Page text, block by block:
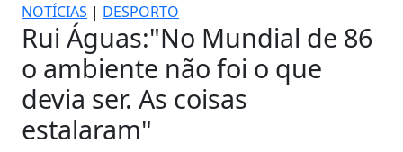
NOTÍCIAS | DESPORTO
Rui Águas:"No Mundial de 86
o ambiente não foi o que
devia ser. As coisas
estalaram"